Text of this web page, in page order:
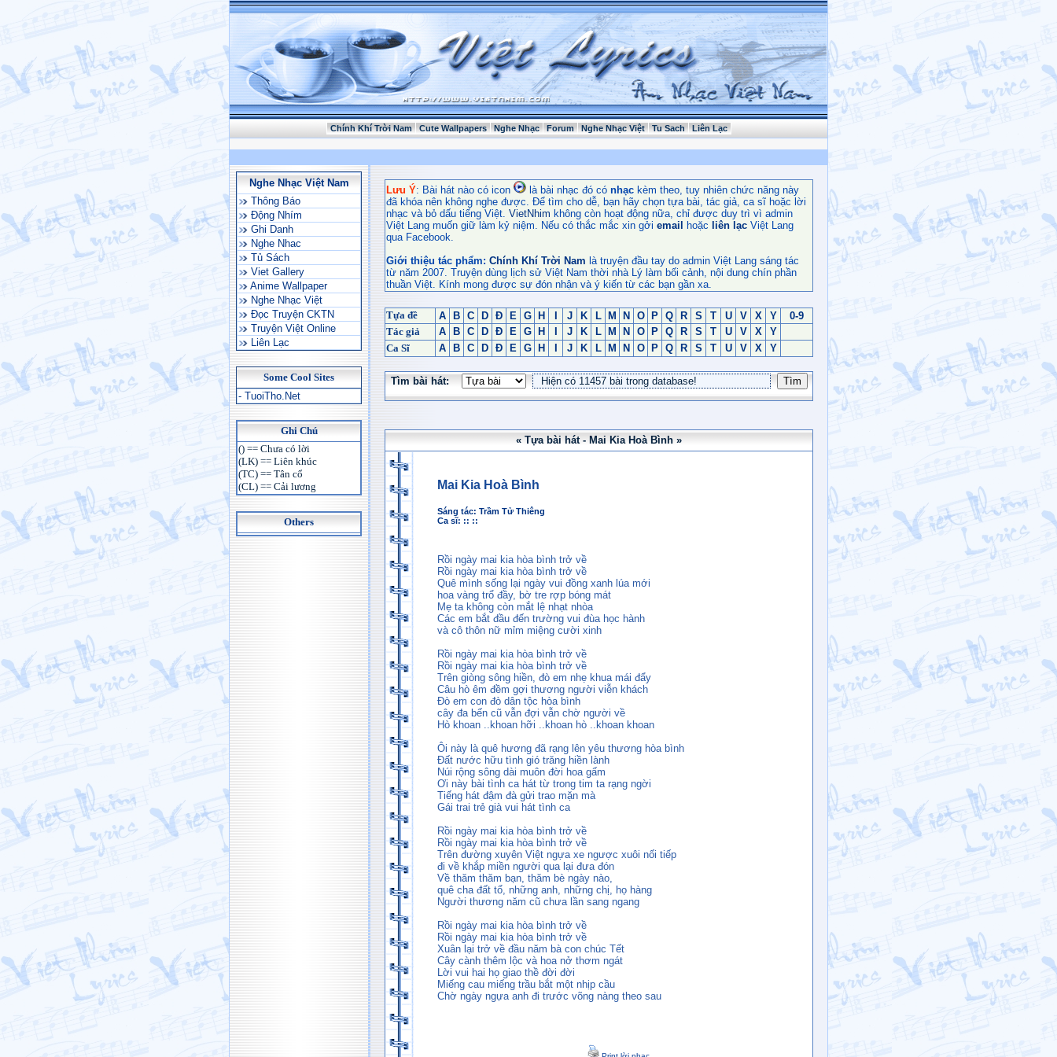
Chính Khí Trời Nam Cute Wallpapers Nghe Nhạc Forum Nghe Nhạc Việt Tu Sach Liên Lạc
Nghe Nhạc Việt Nam
Thông Báo
Động Nhím
Ghi Danh
Nghe Nhac
Tủ Sách
Viet Gallery
Anime Wallpaper
Nghe Nhạc Việt
Đọc Truyện CKTN
Truyện Việt Online
Liên Lạc
Some Cool Sites
- TuoiTho.Net
Ghi Chú
() == Chưa có lời
(LK) == Liên khúc
(TC) == Tân cổ
(CL) == Cải lương
Others
Lưu Ý: Bài hát nào có icon là bài nhạc đó có nhạc kèm theo, tuy nhiên chức năng này
đã khóa nên không nghe được. Để tìm cho dễ, bạn hãy chọn tựa bài, tác giả, ca sĩ hoặc lời
nhạc và bỏ dấu tiếng Việt. VietNhim không còn hoạt động nữa, chỉ được duy trì vì admin
Việt Lang muốn giữ làm kỷ niệm. Nếu có thắc mắc xin gởi email hoặc liên lạc Việt Lang
qua Facebook.
Giới thiệu tác phẩm: Chính Khí Trời Nam là truyện đầu tay do admin Việt Lang sáng tác
từ năm 2007. Truyện dùng lịch sử Việt Nam thời nhà Lý làm bối cảnh, nội dung chín phần
thuần Việt. Kính mong được sự đón nhận và ý kiến từ các bạn gần xa.
Tựa đề A B C D Đ E G H J K L M N O P Q R S T U V X Y
0-9
Tác giả
A B C D Đ E G H J K L M N O P Q R S T U V X
Y
Ca Sĩ
A B C D Đ E G H J K L M N O P Q R S T U V X Y
Tìm bài hát:
« Tựa bài hát - Mai Kia Hoà Bình »
Mai Kia Hoà Bình
Sáng tác: Trầm Tử Thiêng
Ca sĩ: :: ::
Rồi ngày mai kia hòa bình trở về
Rồi ngày mai kia hòa bình trở về
Quê mình sống lại ngày vui đồng xanh lúa mới
hoa vàng trổ đầy, bờ tre rợp bóng mát
Mẹ ta không còn mắt lệ nhạt nhòa
Các em bắt đầu đến trường vui đùa học hành
và cô thôn nữ mỉm miệng cười xinh
Rồi ngày mai kia hòa bình trở về
Rồi ngày mai kia hòa bình trở về
Trên giòng sông hiền, đò em nhẹ khua mái đẩy
Câu hò êm đềm gợi thương người viễn khách
Đò em con đò dân tộc hòa bình
cây đa bến cũ vẫn đợi vẫn chờ người về
Hò khoan ..khoan hỡi ..khoan hò ..khoan khoan
Ôi này là quê hương đã rạng lên yêu thương hòa bình
Đất nước hữu tình gió trăng hiền lành
Núi rộng sông dài muôn đời hoa gấm
Ơi này bài tình ca hát từ trong tim ta rạng ngời
Tiếng hát đậm đà gửi trao mặn mà
Gái trai trẻ già vui hát tình ca
Rồi ngày mai kia hòa bình trở về
Rồi ngày mai kia hòa bình trở về
Trên đường xuyên Việt ngựa xe ngược xuôi nối tiếp
đi về khắp miền người qua lại đưa đón
Về thăm thăm bạn, thăm bè ngày nào,
quê cha đất tổ, những anh, những chị, họ hàng
Người thương năm cũ chưa lần sang ngang
Rồi ngày mai kia hòa bình trở về
Rồi ngày mai kia hòa bình trở về
Xuân lại trở về đầu năm bà con chúc Tết
Cây cành thêm lộc và hoa nở thơm ngát
Lời vui hai họ giao thề đời đời
Miếng cau miếng trầu bắt một nhịp cầu
Chờ ngày ngựa anh đi trước võng nàng theo sau